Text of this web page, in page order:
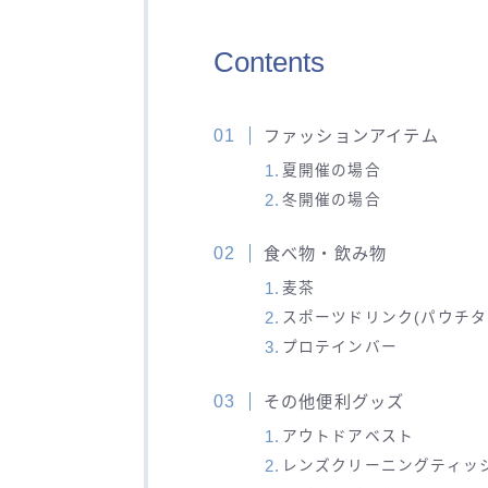
Contents
ファッションアイテム
夏開催の場合
冬開催の場合
食べ物・飲み物
麦茶
スポーツドリンク(パウチ
プロテインバー
その他便利グッズ
アウトドアベスト
レンズクリーニングティッ